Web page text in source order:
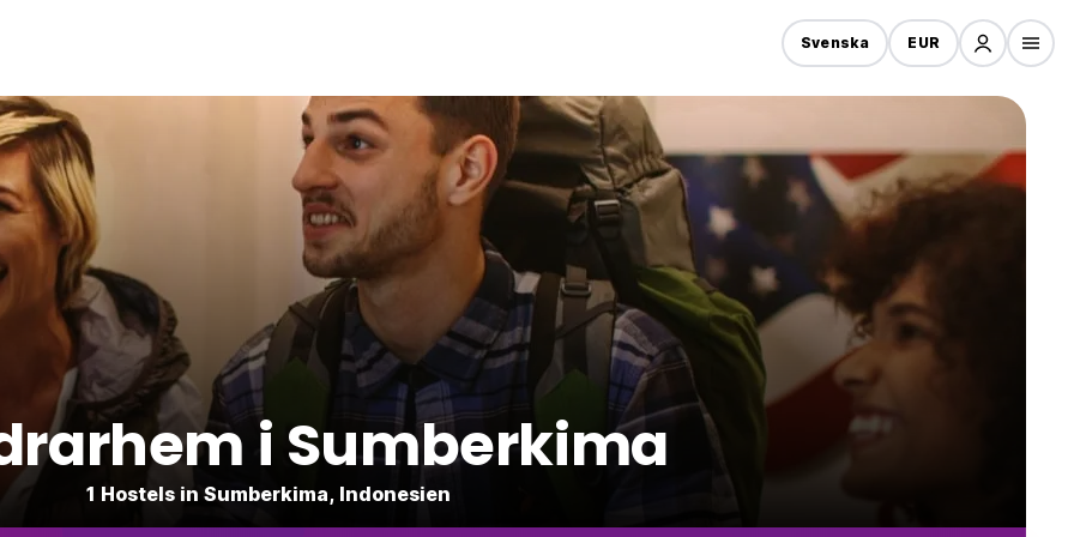
Svenska EUR
i Sumberkima
1 Hostels in Sumberkima, Indonesien